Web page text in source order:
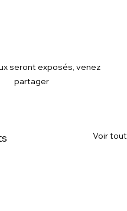
seront exposés, venez
partager
Voir tout